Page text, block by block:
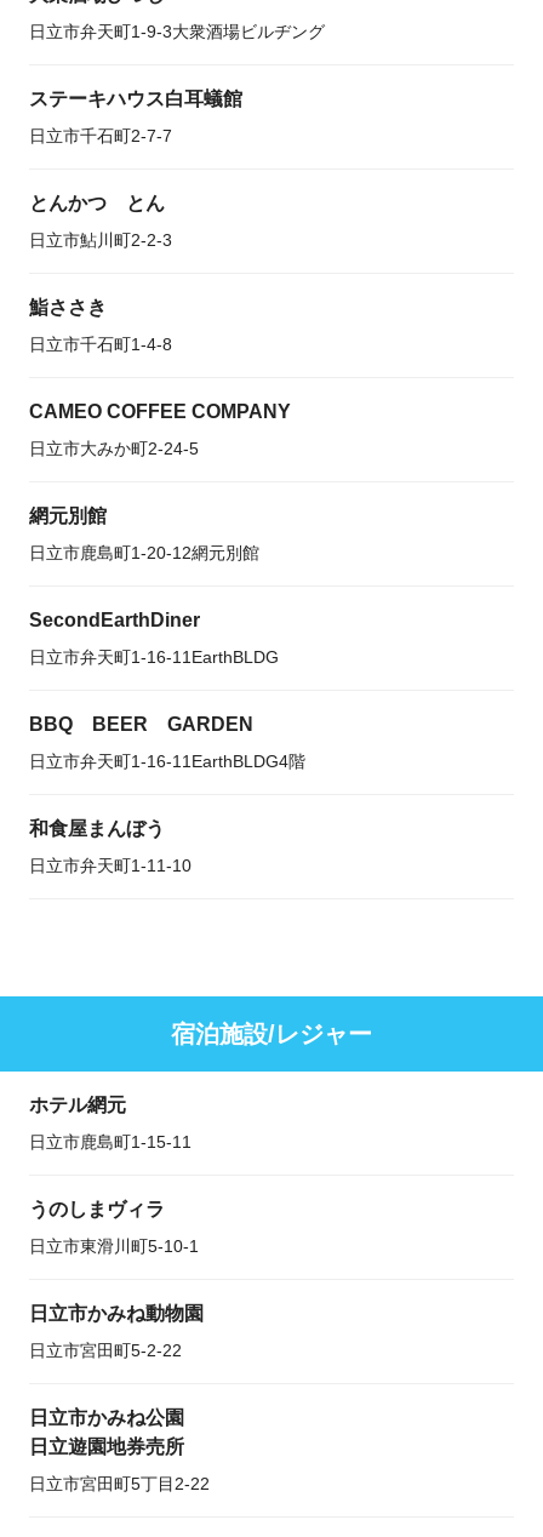
日立市弁天町1-9-3大衆酒場ビルヂング
ステーキハウス白耳蟻館
日立市千石町2-7-7
とんかつ とん
日立市鮎川町2-2-3
鮨ささき
日立市千石町1-4-8
CAMEO COFFEE COMPANY
日立市大みか町2-24-5
網元別館
日立市鹿島町1-20-12網元別館
SecondEarthDiner
日立市弁天町1-16-11EarthBLDG
BBQ BEER GARDEN
日立市弁天町1-16-11EarthBLDG4階
和食屋まんぼう
日立市弁天町1-11-10
宿泊施設/レジャー
ホテル網元
日立市鹿島町1-15-11
うのしまヴィラ
日立市東滑川町5-10-1
日立市かみね動物園
日立市宮田町5-2-22
日立市かみね公園
日立遊園地券売所
日立市宮田町5丁目2-22